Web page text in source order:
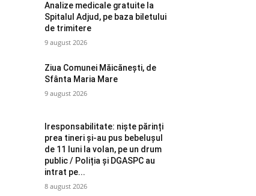
Analize medicale gratuite la
Spitalul Adjud, pe baza biletului
de trimitere
9 august 2026
Ziua Comunei Măicănești, de
Sfânta Maria Mare
9 august 2026
Iresponsabilitate: niște părinți
prea tineri și-au pus bebelușul
de 11 luni la volan, pe un drum
public / Poliția și DGASPC au
intrat pe...
8 august 2026